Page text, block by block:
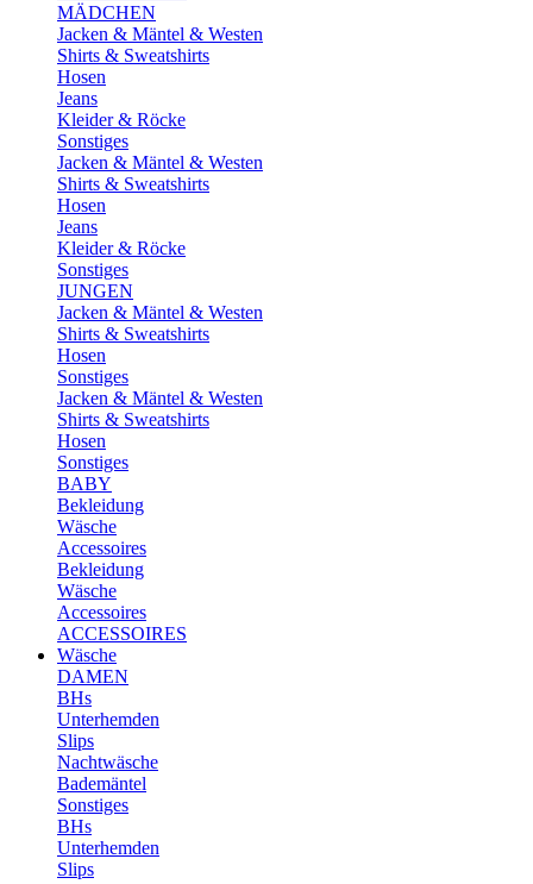
MÄDCHEN
Jacken & Mäntel & Westen
Shirts & Sweatshirts
Hosen
Jeans
Kleider & Röcke
Sonstiges
Jacken & Mäntel & Westen
Shirts & Sweatshirts
Hosen
Jeans
Kleider & Röcke
Sonstiges
JUNGEN
Jacken & Mäntel & Westen
Shirts & Sweatshirts
Hosen
Sonstiges
Jacken & Mäntel & Westen
Shirts & Sweatshirts
Hosen
Sonstiges
BABY
Bekleidung
Wäsche
Accessoires
Bekleidung
Wäsche
Accessoires
ACCESSOIRES
Wäsche
DAMEN
BHs
Unterhemden
Slips
Nachtwäsche
Bademäntel
Sonstiges
BHs
Unterhemden
Slips